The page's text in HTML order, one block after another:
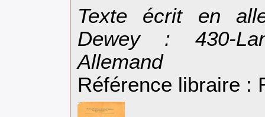
‎Texte écrit en
Dewey : 430-
Allemand‎
Référence libraire :